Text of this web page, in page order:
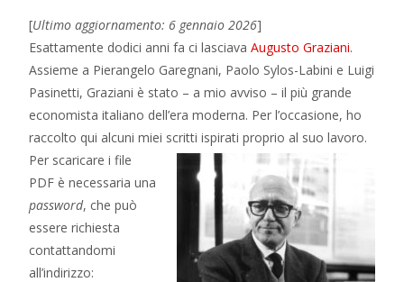
[Ultimo aggiornamento: 6 gennaio 2026]
Esattamente dodici anni fa ci lasciava Augusto Graziani.
Assieme a Pierangelo Garegnani, Paolo Sylos-Labini e Luigi
Pasinetti, Graziani è stato – a mio avviso – il più grande
economista italiano dell’era moderna. Per l’occasione, ho
raccolto qui alcuni miei scritti ispirati proprio al suo lavoro.
Per scaricare i file
PDF è necessaria una
password, che può
essere richiesta
contattandomi
all’indirizzo: